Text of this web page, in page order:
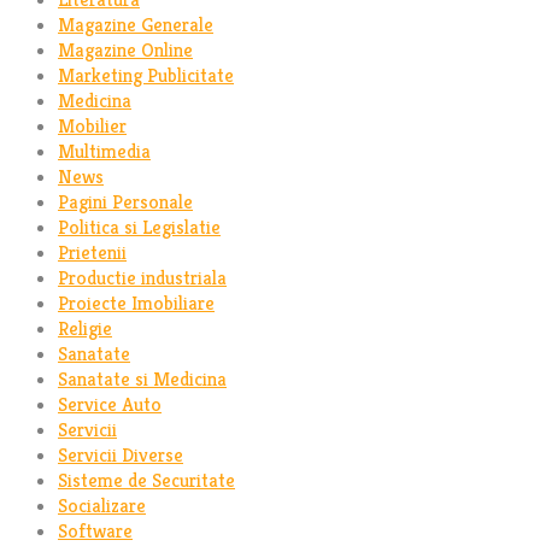
Magazine Generale
Magazine Online
Marketing Publicitate
Medicina
Mobilier
Multimedia
News
Pagini Personale
Politica si Legislatie
Prietenii
Productie industriala
Proiecte Imobiliare
Religie
Sanatate
Sanatate si Medicina
Service Auto
Servicii
Servicii Diverse
Sisteme de Securitate
Socializare
Software